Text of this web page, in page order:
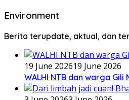
Environment
Berita terupdate, aktual, dan
19 June 202619 June 2026
WALHI NTB dan warga